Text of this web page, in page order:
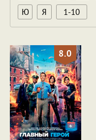
Ю
Я 1-10
8.0